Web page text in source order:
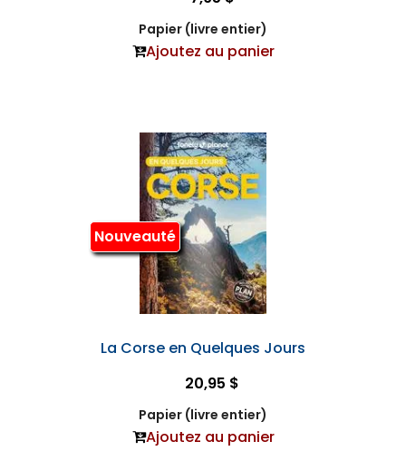
Papier (livre entier)
Ajoutez au panier
Nouveauté
La Corse en Quelques Jours
20,95 $
Papier (livre entier)
Ajoutez au panier